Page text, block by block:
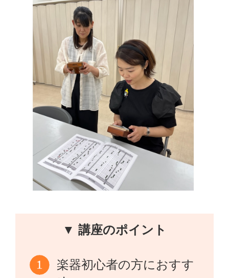
▼ 講座のポイント
楽器初心者の方におすす